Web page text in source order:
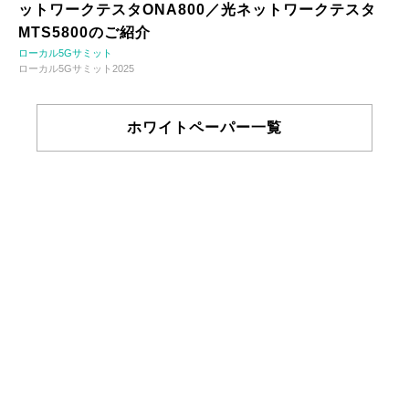
ットワークテスタONA800／光ネットワークテスタ
MTS5800のご紹介
ローカル5Gサミット
ローカル5Gサミット2025
ホワイトペーパー一覧